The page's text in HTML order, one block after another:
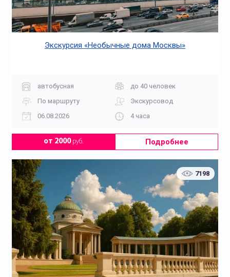
Экскурсия «Необычные дома Москвы»
автобусная
до 40 человек
По маршруту
Экскурсовод
06.08.2026
4 часа
от 2000руб. Подробнее
7198